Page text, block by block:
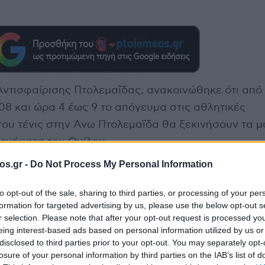
- Do Not Process My Personal Information
opt-out of the sale, sharing to third parties, or processing of your
for targeted advertising by us, please use the below opt-out
selection. Please note that after your opt-out request is processed
interest-based ads based on personal information utilized by us
to third parties prior to your opt-out. You may separately
of your personal information by third parties on the IAB’s list of
Πτολεμαΐδας, ανακοινώθηκε ότι από
και ώρα 4 έως 9 το απόγευμα στις αθλητικές
τένις στην Άνω Πτολεμαΐδα θα ξεκινήσουν τα
τμήματα του Ομίλου.
θα λειτουργήσουν είναι:
α) ενηλίκων ανδρών – γυναικών) β) εφηβικά γ)
(ανδρών – γυναικών) β) εφηβικά γ)παιδικά
τηλέφωνο 6973771992 κ. Σάκη Αραϊλούδη